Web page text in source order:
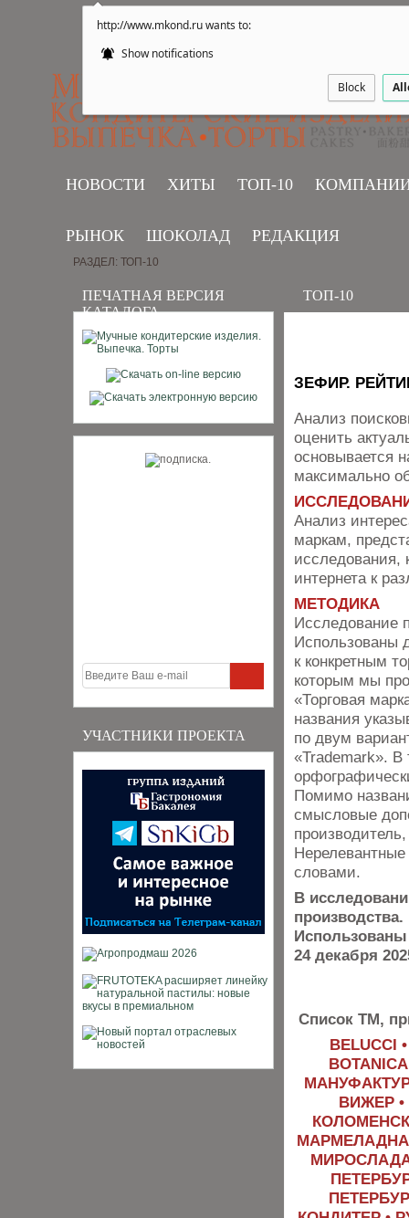
http://www.mkond.ru wants to:
Show notifications
Block
НОВОСТИ ХИТЫ ТОП-10
РЫНОК ШОКОЛАД РЕДАКЦИЯ
ПЕЧАТНАЯ ВЕРСИЯ
КАТАЛОГА
УЧАСТНИКИ ПРОЕКТА
РАЗДЕЛ: ТОП-10
ТОП-10
ЗЕФИР.
Анализ
оценить
основывается
максимально
Анализ
маркам,
исследования,
интернета к
МЕТОДИКА
Исследование
Использованы
к конкретным
которым мы
«Торговая
названия
по двум
«Trademark». В
Помимо
смысловые
словами.
В
производства.
24 декабря
Список ТМ,
BELUCCI
ВИЖЕР •
МИРОСЛАДА